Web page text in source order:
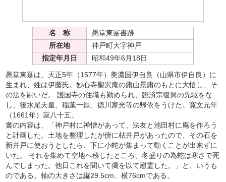
名 称
愚堂東寔書跡
所在地
神戸町大字神戸
指定年月日
昭和49年6月18日
愚堂東寔は、天正5年（1577年）美濃国伊自良（山県市伊自良）に
生まれ、姓は伊藤氏。妙心寺聖沢庵の庸山景庸のもとに大悟し、そ
の法を嗣いだ。 護国寺の住職も勤められ、臨済宗復興の先駆をな
し、後水尾天皇、稲葉一鉄、徳川家光等の帰依をうけた。寛文元年
（1661年）寂八十五。
書の内容は、「神戸村に禅憎があって、法友と池田村に庵を作ろう
と計画した。土地を整理したが傍に枯井戸があったので、その石を
新井戸に使おうとしたら、下に小蛇が集まって動くことが出来ずに
いた。 それを集めて空地へ移したところ、冬盛りの為蛇は寒さで死
んでしまった。他日これを聞いて偈を以て慰霊した。」と、いうも
のである。軸の大きさは縦29.5cm、横76cmである。